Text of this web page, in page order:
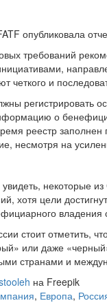
опубликовала
требований
четкого и
регистрировать
о
реестр
несмотря на
некоторые
хотя цели
владения
стоит отметить,
или даже
странами и
на Freepik
, Европа,